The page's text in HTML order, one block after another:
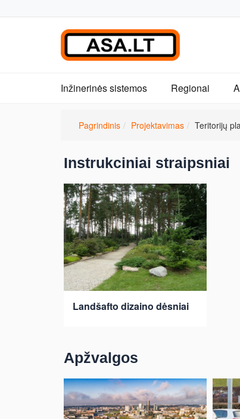
Inžinerinės sistemos Regionai
Pagrindinis Projektavimas Teritorijų
Instrukciniai straipsniai
Landšafto dizaino dėsniai
Apžvalgos